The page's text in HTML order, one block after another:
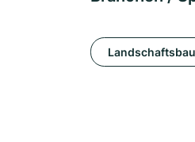
Landschaftsbau